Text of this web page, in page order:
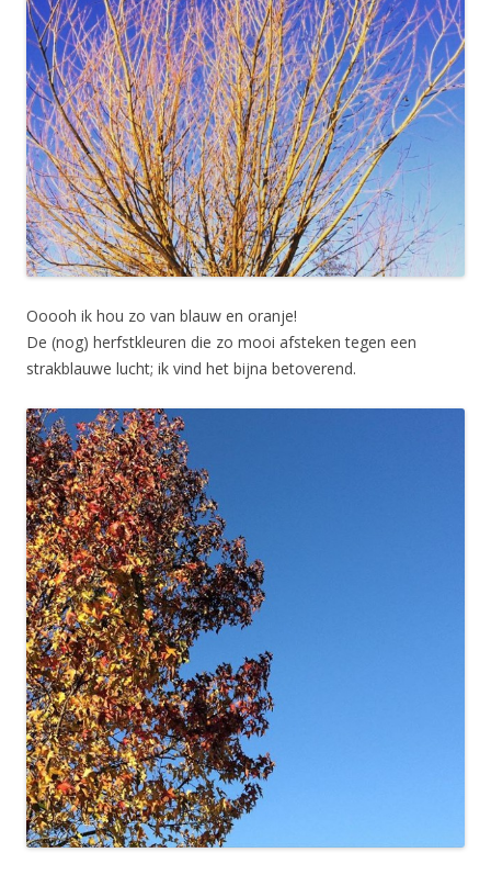
Ooooh ik hou zo van blauw en oranje!
De (nog) herfstkleuren die zo mooi afsteken tegen een
strakblauwe lucht; ik vind het bijna betoverend.